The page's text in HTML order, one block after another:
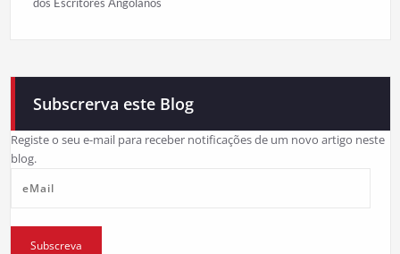
Subscrerva este Blog
Registe o seu e-mail para receber notificações de um novo artigo neste
blog.
Subscreva